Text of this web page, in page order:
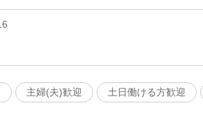
主婦(夫)歓迎 土日働ける方歓迎